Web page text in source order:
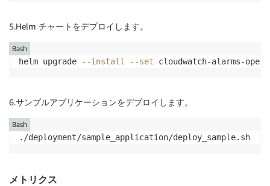
5.Helm チャートをデプロイします。
helm upgrade --install --set cloudwatch-alarms-
Bash
6.サンプルアプリケーションをデプロイします。
./deployment/sample_application/deploy_sample.sh
Bash
メトリクス